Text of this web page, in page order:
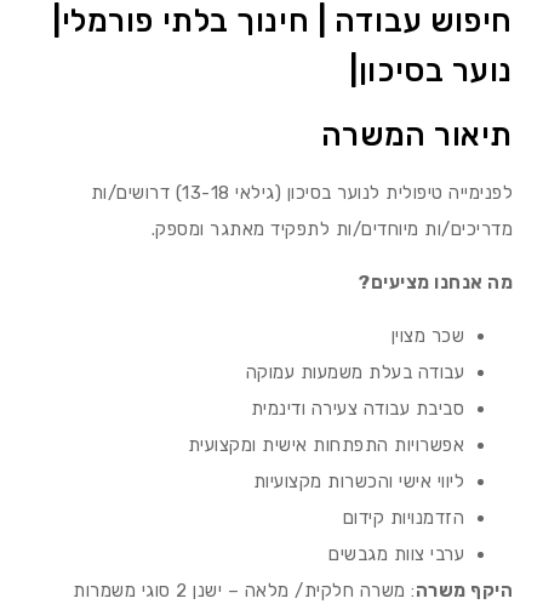
חיפוש עבודה | חינוך בלתי פורמלי|
נוער בסיכון|
תיאור המשרה
לפנימייה טיפולית לנוער בסיכון (גילאי 13-18) דרושים/ות
מדריכים/ות מיוחדים/ות לתפקיד מאתגר ומספק.
מה אנחנו מציעים?
שכר מצוין
עבודה בעלת משמעות עמוקה
סביבת עבודה צעירה ודינמית
אפשרויות התפתחות אישית ומקצועית
ליווי אישי והכשרות מקצועיות
הזדמנויות קידום
ערבי צוות מגבשים
היקף משרה: משרה חלקית/ מלאה – ישנן 2 סוגי משמרות